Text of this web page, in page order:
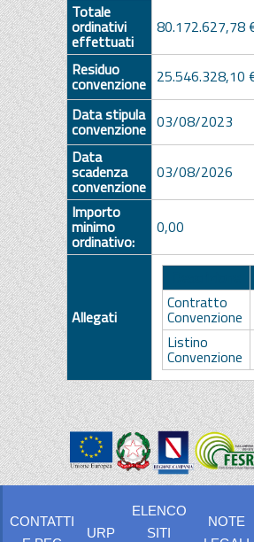
Totale
ordinativi
effettuati
80.172.627,78
Residuo
convenzione 25.546.328,10
Data stipula
convenzione 03/08/2023
Data
scadenza
convenzione
03/08/2026
Importo
minimo
ordinativo:
0,00
Allegati
Contratto
Convenzione
Listino
Convenzione
CONTATTI
URP
ELENCO
SITI
NOTE